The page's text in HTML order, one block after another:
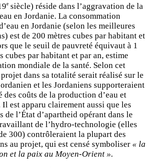
e siècle) réside dans l’aggravation de la
en Jordanie. La consommation
en Jordanie (selon les meilleures
est de 200 mètres cubes par habitant et
que le seuil de pauvreté équivaut à 1
cubes par habitant et par an, estime
mondiale de la santé. Selon cet
dans sa totalité serait réalisé sur le
et les Jordaniens supporteraient
des coûts de la production d’eau et
Il est apparu clairement aussi que les
de l’État d’apartheid opérant dans le
de l’hydro-technologie (elles
300) contrôleraient la plupart des
au projet, qui est censé symboliser « la
et la paix au Moyen-Orient ».